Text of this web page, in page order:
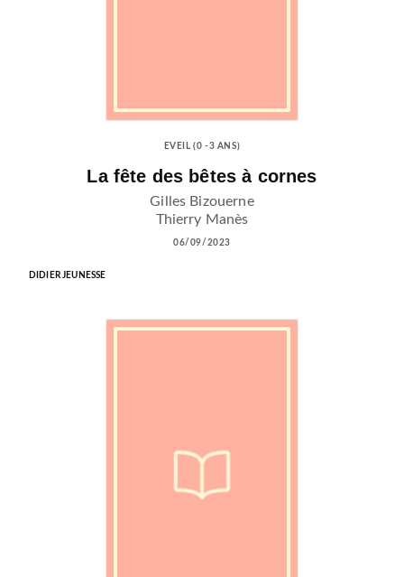
EVEIL (0 -3 ANS)
La fête des bêtes à cornes
Gilles Bizouerne
Thierry Manès
06/09/2023
DIDIER JEUNESSE